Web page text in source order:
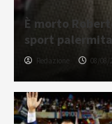
È morto
sport
Redazione 08/08/